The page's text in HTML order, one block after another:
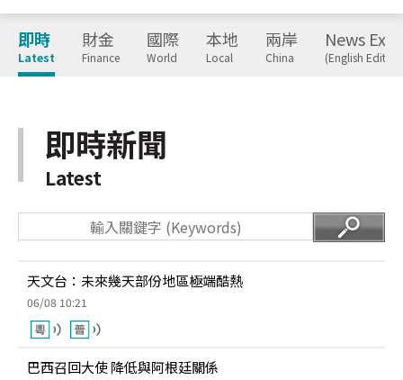
即時
Latest
財金
Finance
國際
World
本地
Local
兩岸
China
News
(English
即時新聞
Latest
天文台：未來幾天部份地區極端酷熱
06/08 10:21
巴西召回大使 降低與阿根廷關係